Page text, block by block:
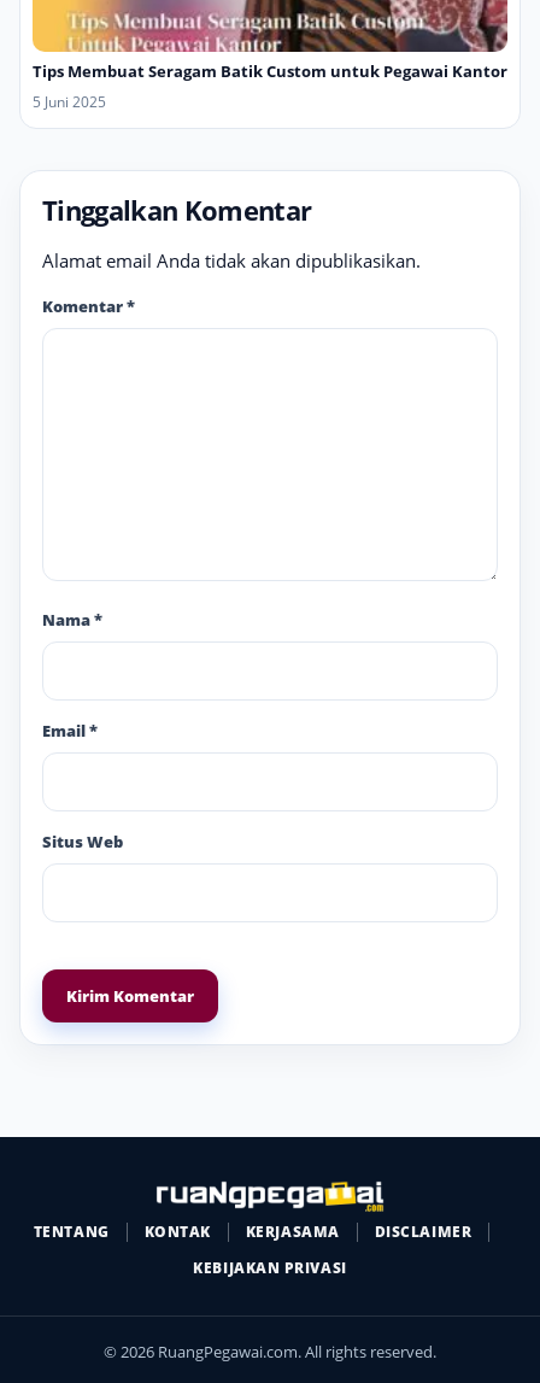
Tips Membuat Seragam Batik Custom untuk Pegawai Kantor
5 Juni 2025
Tinggalkan Komentar
Alamat email Anda tidak akan dipublikasikan.
Komentar*
Nama*
Email*
Situs Web
TENTANG KONTAK KERJASAMA
DISCLAIMER
KEBIJAKAN PRIVASI
© 2026 RuangPegawai.com. All rights reserved.